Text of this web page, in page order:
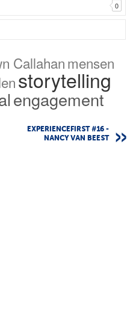
0
Callahanmensen
storytelling
engagement
EXPERIENCEFIRST #16 -
NANCY VAN BEEST